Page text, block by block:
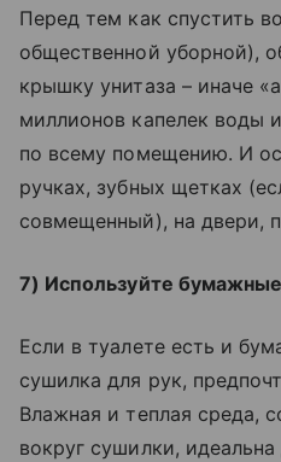
Перед тем как спустить
общественной уборной),
крышку унитаза – иначе
миллионов капелек воды
по всему помещению. И
ручках, зубных щетках
совмещенный), на двери,
7) Используйте
Если в туалете есть и
сушилка для рук,
Влажная и теплая среда,
вокруг сушилки,